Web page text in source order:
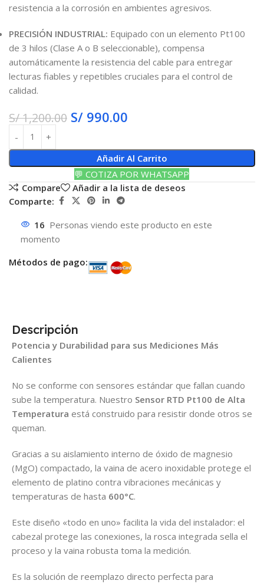
resistencia a la corrosión en ambientes agresivos.
PRECISIÓN INDUSTRIAL: Equipado con un elemento Pt100
de 3 hilos (Clase A o B seleccionable), compensa
automáticamente la resistencia del cable para entregar
lecturas fiables y repetibles cruciales para el control de
calidad.
S/1,200.00 S/ 990.00
Añadir Al Carrito
💬 COTIZA POR WHATSAPP
Compare
Añadir a la lista de deseos
Comparte:
16 Personas viendo este producto en este
momento
Métodos de pago:
Descripción
Potencia y Durabilidad para sus Mediciones Más
Calientes
No se conforme con sensores estándar que fallan cuando
sube la temperatura. Nuestro Sensor RTD Pt100 de Alta
Temperatura está construido para resistir donde otros se
queman.
Gracias a su aislamiento interno de óxido de magnesio
(MgO) compactado, la vaina de acero inoxidable protege el
elemento de platino contra vibraciones mecánicas y
temperaturas de hasta 600°C.
Este diseño «todo en uno» facilita la vida del instalador: el
cabezal protege las conexiones, la rosca integrada sella el
proceso y la vaina robusta toma la medición.
Es la solución de reemplazo directo perfecta para